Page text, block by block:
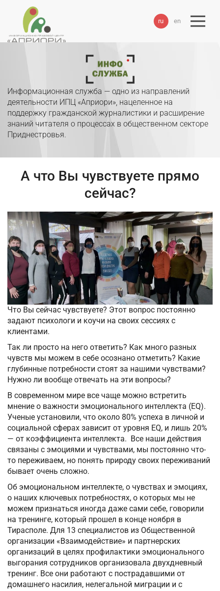
ru en
Информационная служба — одно из направлений
деятельности ИПЦ «Априори», нацеленное на
поддержку гражданской журналистики и расширение
знаний читателя о процессах в общественном секторе
Приднестровья.
А что Вы чувствуете прямо
сейчас?
Что Вы сейчас чувствуете? Этот вопрос постоянно
задают психологи и коучи на своих сессиях с
клиентами.
Так ли просто на него ответить? Как много разных
чувств мы можем в себе осознано отметить? Какие
глубинные потребности стоят за нашими чувствами?
Нужно ли вообще отвечать на эти вопросы?
В современном мире все чаще можно встретить
мнение о важности эмоционального интеллекта (EQ).
Ученые установили, что около 80% успеха в личной и
социальной сферах зависит от уровня EQ, и лишь 20%
— от коэффициента интеллекта. Все наши действия
связаны с эмоциями и чувствами, мы постоянно что-
то переживаем, но понять природу своих переживаний
бывает очень сложно.
Об эмоциональном интеллекте, о чувствах и эмоциях,
о наших ключевых потребностях, о которых мы не
можем признаться иногда даже сами себе, говорили
на тренинге, который прошел в конце ноября в
Тирасполе. Для 13 специалистов из Общественной
организации «Взаимодействие» и партнерских
организаций в целях профилактики эмоционального
выгорания сотрудников организовала двухдневный
тренинг. Все они работают с пострадавшими от
домашнего насилия, нелегальной миграции и с